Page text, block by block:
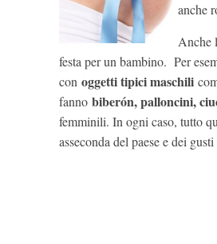
anche
Anche
festa per un bambino. Per
con oggetti tipici maschili
fanno biberón, palloncini,
femminili. In ogni caso, tutto
asseconda del paese e dei